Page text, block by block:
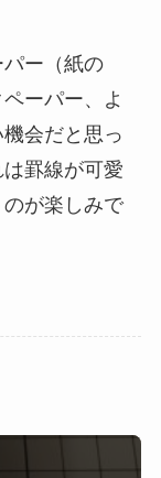
ー（紙の
ーパー、よ
会だと思っ
罫線が可愛
が楽しみで